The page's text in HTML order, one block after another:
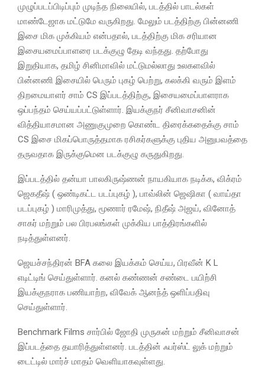
முழுப்படப்பிடிப்பும் முடிந்த நிலையில், படத்தில் பாடல்கள்
மாண்டேஜாக மட்டுமே வருகிறது. மேலும் படத்திற்கு பின்னணி
இசை மிக முக்கியம் என்பதால், படத்திற்கு மிக சரியான
இசையமைப்பாளரை படக்குழு தேடி வந்தது. தற்போது
இறுதியாக, தமிழ் சினிமாவில் மட்டுமல்லாது உலகளவில்
பின்னணி இசையில் பெரும் புகழ் பெற்று, கலக்கி வரும் இளம்
திறமையாளர் சாம் CS இப்படத்திற்கு, இசையமைப்பாளராக
ஒப்பந்தம் செய்யப்பட்டுள்ளார். இயக்குநர் சீனிவாசனின்
வித்தியாசமான அணுகுமுறை கொண்ட திரைக்கதைக்கு சாம்
CS இசை மிகப்பொருத்தமாக ரசிகர்களுக்கு புதிய அனுபவத்தை
தருவதாக இருக்குமென படக்குழு கருதுகிறது.
இப்படத்தில் தன்யா பாலகிருஷ்ணன் நாயகியாக நடிக்க, விக்ரம்
ஜெகதீஷ் ( ஒண்டிகட்ட படப்புகழ் ), பாவ்லின் ஜெஷிகா ( வாய்தா
படப்புகழ் ) மாரிமுத்து, மூணார் ரமேஷ், நிதீஷ் அஜய், வினோத்
சாகர் மற்றும் பல பிரபலங்கள் முக்கிய பாத்திரங்களில்
நடித்துள்ளனர்.
ஜெயச்சந்திரன் BFA கலை இயக்கம் செய்ய, பிரவீன் K L
எடிட்டிங் செய்துள்ளார். கனல் கண்ணன் சண்டை பயிற்சி
இயக்குநராக பணியாற்ற, விவேக் ஆனந்த் ஒளிப்பதிவு
செய்துள்ளார்.
Benchmark Films சார்பில் ஜோதி முருகன் மற்றும் சீனிவாசன்
இப்படத்தை தயாரித்துள்ளனர். படத்தின் ஃபர்ஸ்ட் லுக் மற்றும்
டைட்டில் மார்ச் மாதம் வெளியாகவுள்ளது.